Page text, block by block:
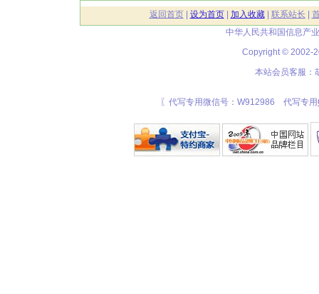
返回首页| 设为首页| 加入收藏| 联系站长
中华人民共和国信息产
Copyright © 2002-
本站会员客服：
〖代写专用微信号：W912986 代写专用